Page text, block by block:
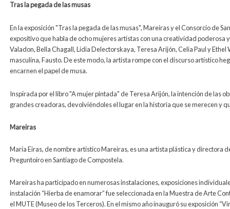
Tras la pegada de las musas
En la exposición "Tras la pegada de las musas", Mareiras y el Consorcio de
expositivo que habla de ocho mujeres artistas con una creatividad poderosa
Valadon, Bella Chagall, Lidia Delectorskaya, Teresa Arijón, Celia Paul y
masculina, Fausto. De este modo, la artista rompe con el discurso artístico
encarnen el papel de musa.
Inspirada por el libro "A mujer pintada" de Teresa Arijón, la intención de las
grandes creadoras, devolviéndoles el lugar en la historia que se merecen y
Mareiras
María Eiras, de nombre artístico Mareiras, es una artista plástica y directora
Preguntoiro en Santiago de Compostela.
Mareiras ha participado en numerosas instalaciones, exposiciones
instalación “Hierba de enamorar” fue seleccionada en la Muestra de Arte
el MUTE (Museo de los Terceros). En el mismo año inauguró su exposición